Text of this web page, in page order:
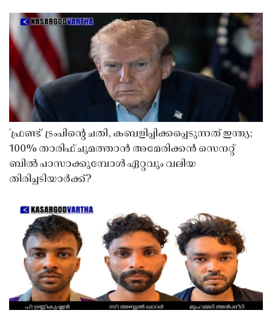
'ഫ്രണ്ട്' ട്രംപിന്റെ ചതി, കബളിപ്പിക്കപ്പെടുന്നത് ഇന്ത്യ;
100% താരിഫ് ചുമത്താൻ അമേരിക്കൻ സെനറ്റ്
ബിൽ പാസാക്കുമ്പോൾ ഏറ്റവും വലിയ
തിരിച്ചടിയാർക്ക്?